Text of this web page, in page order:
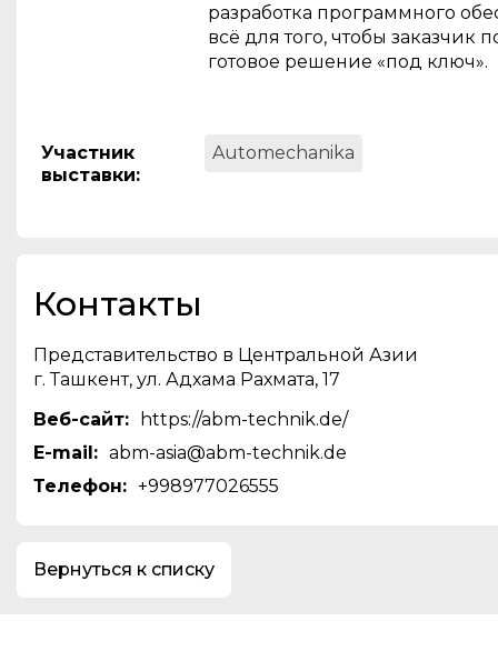
разработка программного
всё для того, чтобы заказчик
готовое решение «под ключ».
Участник
выставки:
Automechanika
Контакты
Представительство в Центральной Азии
г. Ташкент, ул. Адхама Рахмата, 17
Веб-сайт:
https://abm-technik.de/
E-mail: abm-asia@abm-technik.de
Телефон: +998977026555
Вернуться к списку